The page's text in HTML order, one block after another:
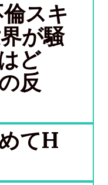
スキ
が騒
ど
反
てH